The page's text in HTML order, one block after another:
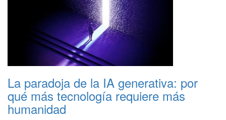
La paradoja de la IA generativa: por
qué más tecnología requiere más
humanidad